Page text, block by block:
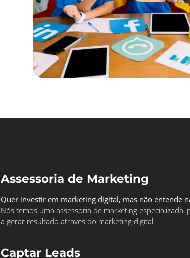
Assessoria de Marketing
Quer investir em marketing digital, mas não entende
Nós temos uma assessoria de marketing especializada,
a gerar resultado através do marketing digital.
Captar Leads